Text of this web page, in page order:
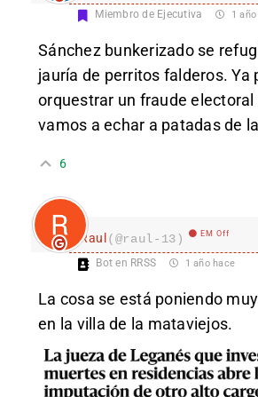
Miembro de Ejecutiva 1
Sánchez bunkerizado se
jauría de perritos falderos. Ya
orquestrar un fraude electoral
vamos a echar a patadas de
6
Raul(@raul-13) EM Off
Bot en RRSS 1 año hace
La cosa se está poniendo
en la villa de la mataviejos.